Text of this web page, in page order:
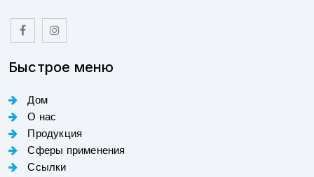
Быстрое меню
Дом
О нас
Продукция
Сферы применения
Ссылки